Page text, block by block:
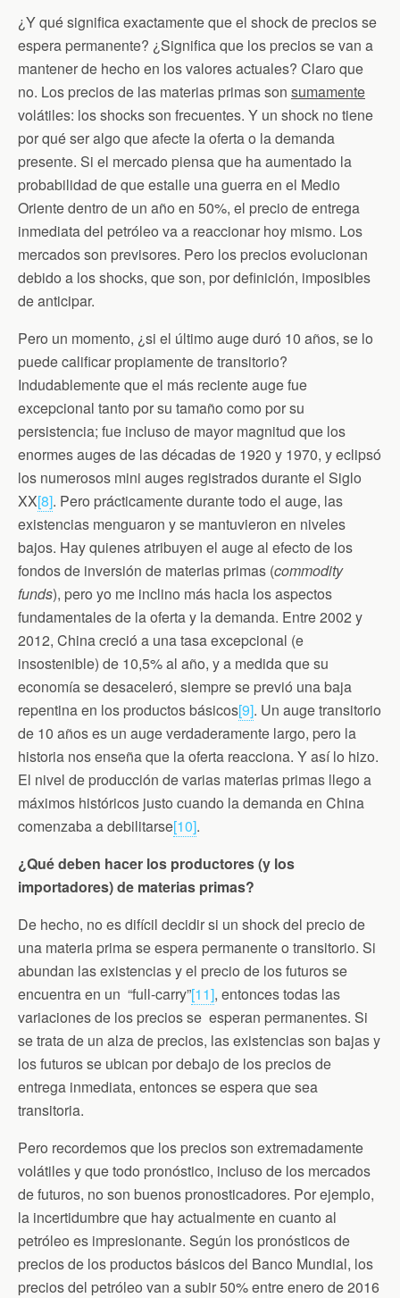
¿Y qué significa exactamente que el shock de precios se
espera permanente? ¿Significa que los precios se van a
mantener de hecho en los valores actuales? Claro que
no. Los precios de las materias primas son sumamente
volátiles: los shocks son frecuentes. Y un shock no tiene
por qué ser algo que afecte la oferta o la demanda
presente. Si el mercado piensa que ha aumentado la
probabilidad de que estalle una guerra en el Medio
Oriente dentro de un año en 50%, el precio de entrega
inmediata del petróleo va a reaccionar hoy mismo. Los
mercados son previsores. Pero los precios evolucionan
debido a los shocks, que son, por definición, imposibles
de anticipar.
Pero un momento, ¿si el último auge duró 10 años, se lo
puede calificar propiamente de transitorio?
Indudablemente que el más reciente auge fue
excepcional tanto por su tamaño como por su
persistencia; fue incluso de mayor magnitud que los
enormes auges de las décadas de 1920 y 1970, y eclipsó
los numerosos mini auges registrados durante el Siglo
XX[8]. Pero prácticamente durante todo el auge, las
existencias menguaron y se mantuvieron en niveles
bajos. Hay quienes atribuyen el auge al efecto de los
fondos de inversión de materias primas (commodity
funds), pero yo me inclino más hacia los aspectos
fundamentales de la oferta y la demanda. Entre 2002 y
2012, China creció a una tasa excepcional (e
insostenible) de 10,5% al año, y a medida que su
economía se desaceleró, siempre se previó una baja
repentina en los productos básicos[9]. Un auge transitorio
de 10 años es un auge verdaderamente largo, pero la
historia nos enseña que la oferta reacciona. Y así lo hizo.
El nivel de producción de varias materias primas llego a
máximos históricos justo cuando la demanda en China
comenzaba a debilitarse[10].
¿Qué deben hacer los productores (y los
importadores) de materias primas?
De hecho, no es difícil decidir si un shock del precio de
una materia prima se espera permanente o transitorio. Si
abundan las existencias y el precio de los futuros se
encuentra en un “full-carry”[11], entonces todas las
variaciones de los precios se esperan permanentes. Si
se trata de un alza de precios, las existencias son bajas y
los futuros se ubican por debajo de los precios de
entrega inmediata, entonces se espera que sea
transitoria.
Pero recordemos que los precios son extremadamente
volátiles y que todo pronóstico, incluso de los mercados
de futuros, no son buenos pronosticadores. Por ejemplo,
la incertidumbre que hay actualmente en cuanto al
petróleo es impresionante. Según los pronósticos de
precios de los productos básicos del Banco Mundial, los
precios del petróleo van a subir 50% entre enero de 2016